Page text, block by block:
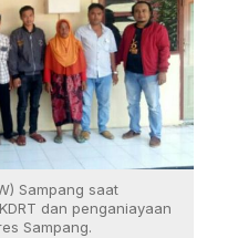
Sampang saat
dan penganiayaan
Sampang.